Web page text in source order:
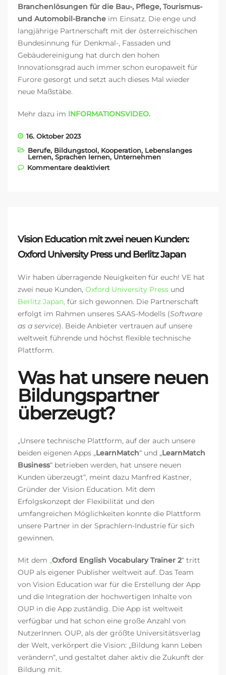
Branchenlösungen für die Bau-, Pflege, Tourismus-
und Automobil-Branche im Einsatz. Die enge und
langjährige Partnerschaft mit der österreichischen
Bundesinnung für Denkmal-, Fassaden und
Gebäudereinigung hat durch den hohen
Innovationsgrad auch immer schon europaweit für
Furore gesorgt und setzt auch dieses Mal wieder
neue Maßstäbe.
Mehr dazu im INFORMATIONSVIDEO.
16. Oktober 2023
Berufe, Bildungstool, Kooperation, Lebenslanges
Lernen, Sprachen lernen, Unternehmen
Kommentare deaktiviertfür Aus- und
Vision Education mit zwei neuen Kunden:
Oxford University Press und Berlitz Japan
Wir haben überragende Neuigkeiten für euch! VE hat
zwei neue Kunden, Oxford University Press und
Berlitz Japan, für sich gewonnen. Die Partnerschaft
erfolgt im Rahmen unseres SAAS-Modells (Software
as a service). Beide Anbieter vertrauen auf unsere
weltweit führende und höchst flexible technische
Plattform.
Was hat unsere neuen
Bildungspartner
überzeugt?
„Unsere technische Plattform, auf der auch unsere
beiden eigenen Apps „LearnMatch“ und „LearnMatch
Business“ betrieben werden, hat unsere neuen
Kunden überzeugt“, meint dazu Manfred Kastner,
Gründer der Vision Education. Mit dem
Erfolgskonzept der Flexibilität und den
umfangreichen Möglichkeiten konnte die Plattform
unsere Partner in der Sprachlern-Industrie für sich
gewinnen.
Mit dem „Oxford English Vocabulary Trainer 2“ tritt
OUP als eigener Publisher weltweit auf. Das Team
von Vision Education war für die Erstellung der App
und die Integration der hochwertigen Inhalte von
OUP in die App zuständig. Die App ist weltweit
verfügbar und hat schon eine große Anzahl von
NutzerInnen. OUP, als der größte Universitätsverlag
der Welt, verkörpert die Vision: „Bildung kann Leben
verändern“, und gestaltet daher aktiv die Zukunft der
Bildung mit.